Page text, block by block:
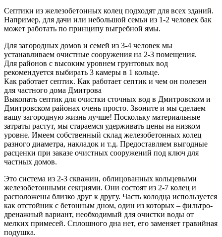
Септики из железобетонных колец подходят для всех зданий.
Например, для дачи или небольшой семьи из 1-2 человек бак
может работать по принципу выгребной ямы.
Для загородных домов и семей из 3-4 человек мы
устанавливаем очистные сооружения на 2-3 помещения.
Для районов с высоким уровнем грунтовых вод
рекомендуется выбирать 3 камеры в 1 кольце.
Как работает септик. Как работает септик и чем он полезен
для частного дома Дмитрова
Выкопать септик для очистки сточных вод в Дмитровском и
Дмитровском районах очень просто. Звоните и мы сделаем
вашу загородную жизнь лучше! Поскольку материальные
затраты растут, мы стараемся удерживать цены на низком
уровне. Имеем собственный склад железобетонных колец
разного диаметра, накладок и т.д. Предоставляем выгодные
расценки при заказе очистных сооружений под ключ для
частных домов.
Это система из 2-3 скважин, облицованных кольцевыми
железобетонными секциями. Они состоят из 2-7 колец и
расположены близко друг к другу. Часть колодца используется
как отстойник с бетонным дном, один из которых – фильтро-
дренажный вариант, необходимый для очистки воды от
мелких примесей. Сплошного дна нет, его заменяет гравийная
подушка.